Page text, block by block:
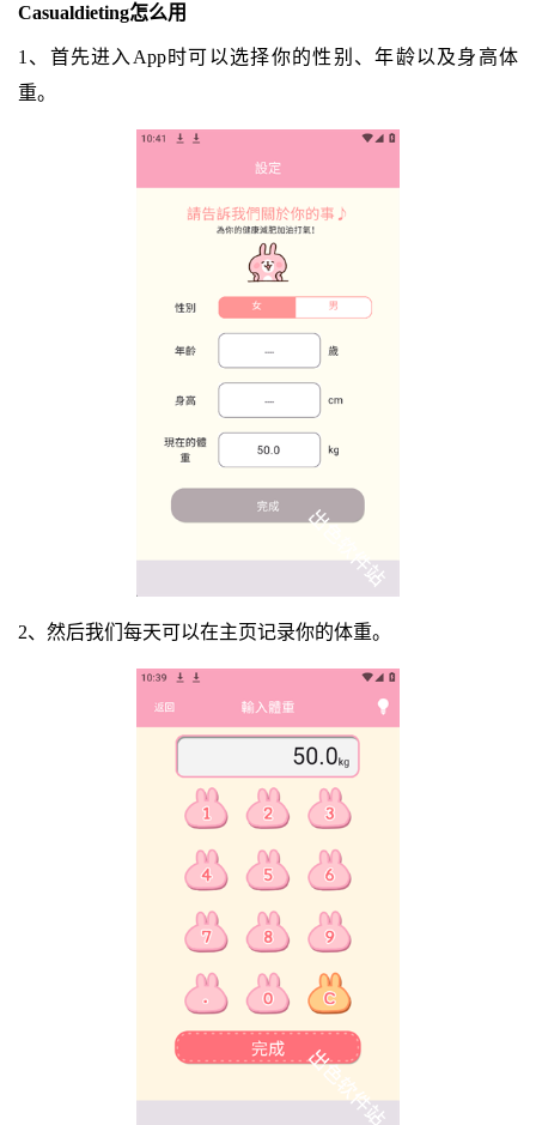
Casualdieting怎么用
1、首先进入App时可以选择你的性别、年龄以及身高体
重。
2、然后我们每天可以在主页记录你的体重。